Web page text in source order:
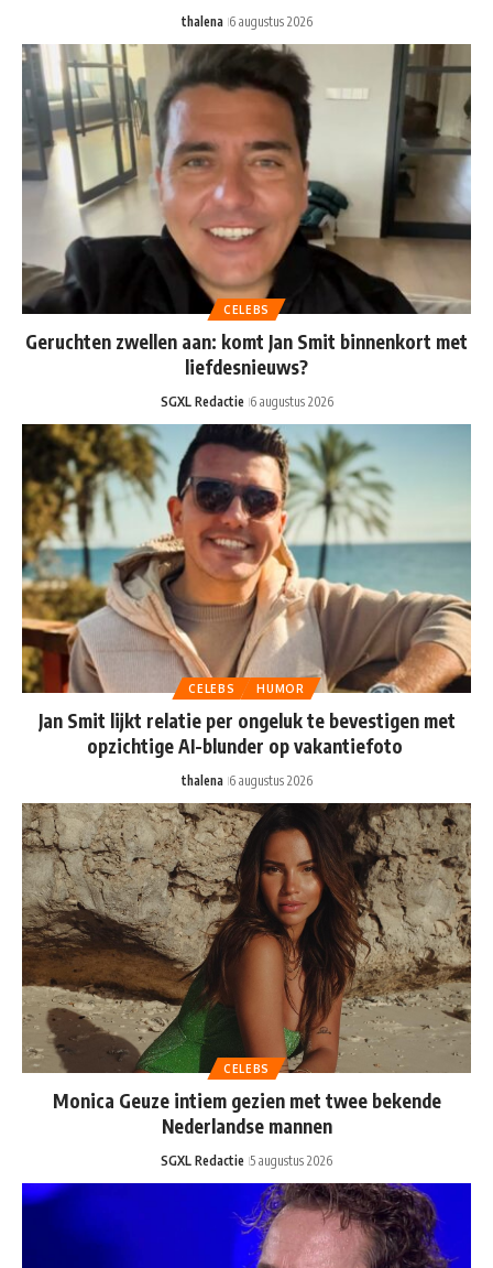
thalena 6 augustus 2026
CELEBS
Geruchten zwellen aan: komt Jan Smit binnenkort met
liefdesnieuws?
SGXL Redactie 6 augustus 2026
CELEBS HUMOR
Jan Smit lijkt relatie per ongeluk te bevestigen met
opzichtige AI-blunder op vakantiefoto
thalena 6 augustus 2026
CELEBS
Monica Geuze intiem gezien met twee bekende
Nederlandse mannen
SGXL Redactie 5 augustus 2026